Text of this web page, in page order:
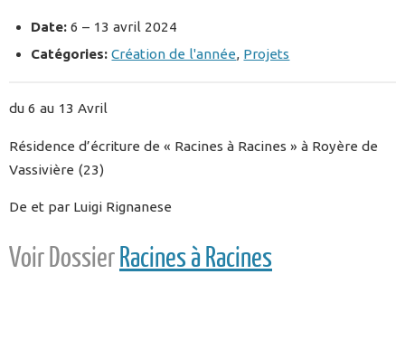
Date: 6 – 13 avril 2024
Catégories: Création de l'année, Projets
du 6 au 13 Avril
Résidence d’écriture de « Racines à Racines » à Royère de
Vassivière (23)
De et par Luigi Rignanese
Voir Dossier Racines à Racines